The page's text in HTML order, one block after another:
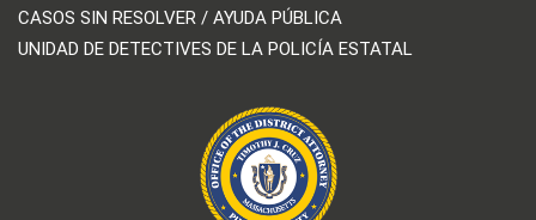
CASOS SIN RESOLVER / AYUDA PÚBLICA
UNIDAD DE DETECTIVES DE LA POLICÍA ESTATAL